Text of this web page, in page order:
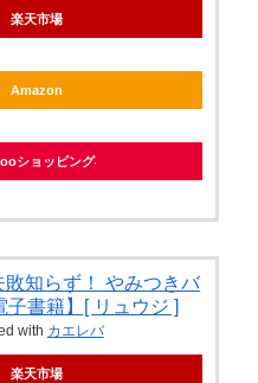
楽天市場
Amazon
ショッピング
敗知らず！ やみつきバ
子書籍】[ リュウジ ]
with カエレバ
楽天市場